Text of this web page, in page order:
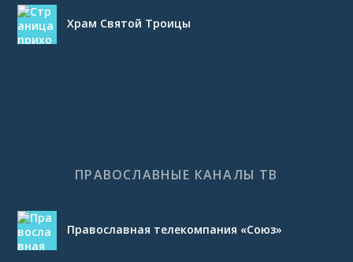
Храм Святой Троицы
ПРАВОСЛАВНЫЕ КАНАЛЫ ТВ
Православная телекомпания «Союз»